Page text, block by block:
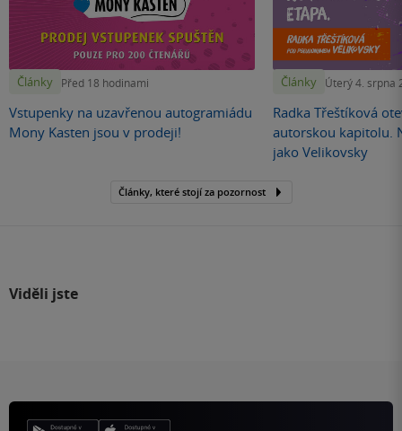
Články Před 18 hodinami
Vstupenky na uzavřenou autogramiádu
Mony Kasten jsou v prodeji!
Články Úterý 4. srpna
Radka Třeštíková
autorskou kapitolu.
jako Velikovsky
Články, které stojí za pozornost
Viděli jste